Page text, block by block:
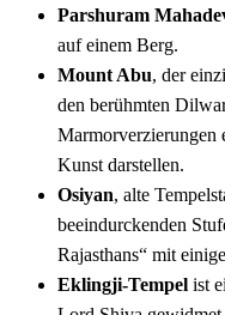
Parshuram
auf einem Berg.
Mount Abu, der
den berühmten
Marmorverzierungen
Kunst darstellen.
Osiyan, alte
beeindurckenden
Rajasthans“ mit
Eklingji-Tempel ist